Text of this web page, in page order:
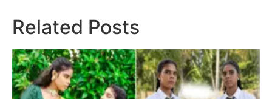
Related Posts